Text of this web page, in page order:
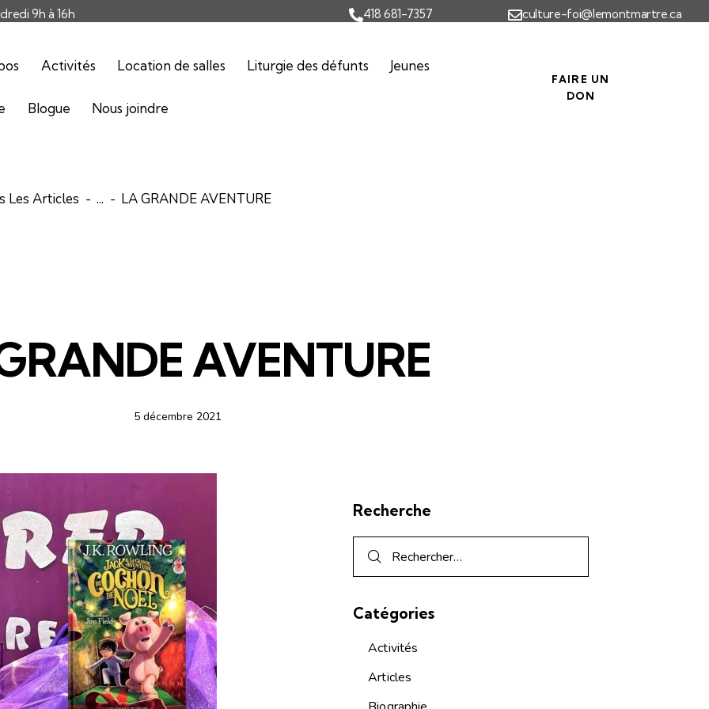
9h à 16h 418 681-7357 culture-foi@lemontmartre.ca
Activités Location de salles Liturgie des défunts Jeunes
Blogue Nous joindre
FAIRE UN
DON
Les Articles ... LA GRANDE AVENTURE
AVENTURE
5 décembre 2021
Recherche
Catégories
Activités
Articles